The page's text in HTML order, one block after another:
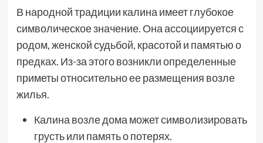
В народной традиции калина имеет глубокое
символическое значение. Она ассоциируется с
родом, женской судьбой, красотой и памятью о
предках. Из-за этого возникли определенные
приметы относительно ее размещения возле
жилья.
Калина возле дома может символизировать
грусть или память о потерях.